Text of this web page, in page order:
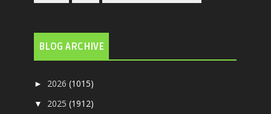
BLOG ARCHIVE
► 2026(1015)
▼ 2025(1912)